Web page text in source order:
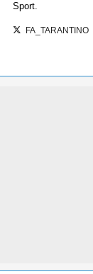
Sport.
FA_TARANTINO